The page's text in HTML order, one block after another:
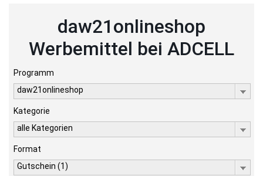
daw21onlineshop
Werbemittel bei ADCELL
Programm
daw21onlineshop
Kategorie
alle Kategorien
Format
Gutschein (1)